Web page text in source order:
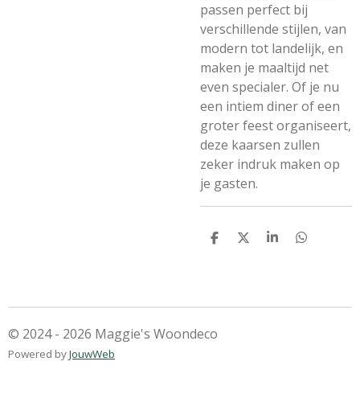
passen perfect bij
verschillende stijlen, van
modern tot landelijk, en
maken je maaltijd net
even specialer. Of je nu
een intiem diner of een
groter feest organiseert,
deze kaarsen zullen
zeker indruk maken op
je gasten.
D
D
S
D
© 2024 - 2026 Maggie's Woondeco
Powered byJouwWeb